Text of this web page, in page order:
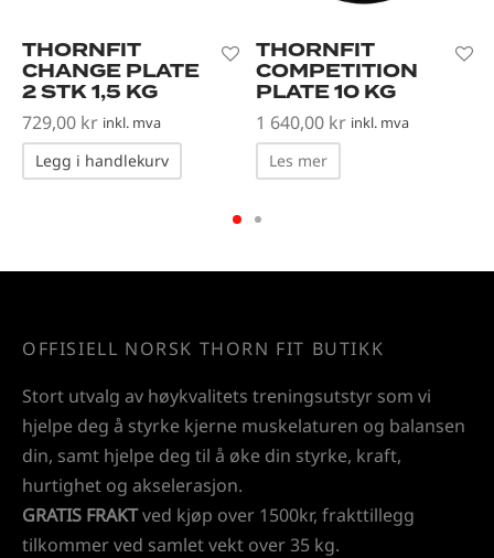
THORNFIT
CHANGE PLATE
2 STK 1,5 KG
729,00 kr inkl. mva
Legg i handlekurv
THORNFIT
COMPETITION
PLATE 10 KG
1 640,00 kr inkl. mva
Les mer
OFFISIELL NORSK THORN FIT BUTIKK
Stort utvalg av høykvalitets treningsutstyr som vi
hjelpe deg å styrke kjerne muskelaturen og balansen
din, samt hjelpe deg til å øke din styrke, kraft,
hurtighet og akselerasjon.
GRATIS FRAKTved kjøp over 1500kr, frakttillegg
tilkommer ved samlet vekt over 35 kg.